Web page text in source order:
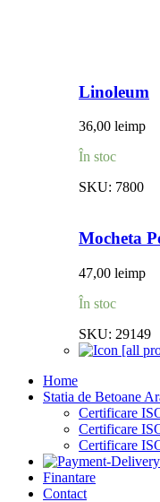
Linoleum
36,00 leimp
În stoc
SKU: 7800
Mocheta
47,00 leimp
În stoc
SKU: 29149
Home
Statia de Betoane
Certificare
Certificare
Certificare
Finantare
Contact